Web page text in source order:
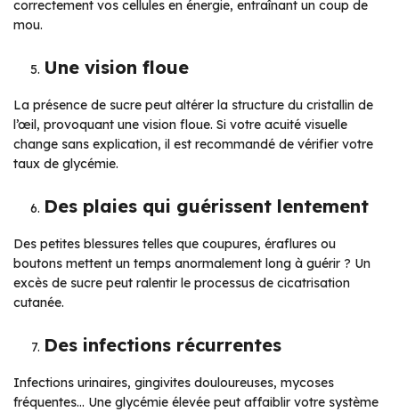
correctement vos cellules en énergie, entraînant un coup de
mou.
Une vision floue
La présence de sucre peut altérer la structure du cristallin de
l’œil, provoquant une vision floue. Si votre acuité visuelle
change sans explication, il est recommandé de vérifier votre
taux de glycémie.
Des plaies qui guérissent lentement
Des petites blessures telles que coupures, éraflures ou
boutons mettent un temps anormalement long à guérir ? Un
excès de sucre peut ralentir le processus de cicatrisation
cutanée.
Des infections récurrentes
Infections urinaires, gingivites douloureuses, mycoses
fréquentes… Une glycémie élevée peut affaiblir votre système